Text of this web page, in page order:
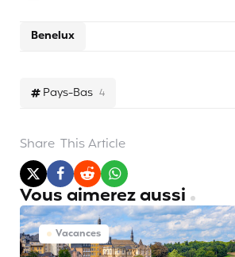
Pays-Bas 4
Benelux
Share This Article
Vous aimerez aussi
Vacances